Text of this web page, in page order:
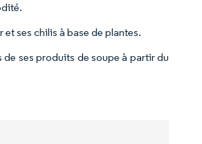
ses chilis à base de plantes.
ses produits de soupe à partir du